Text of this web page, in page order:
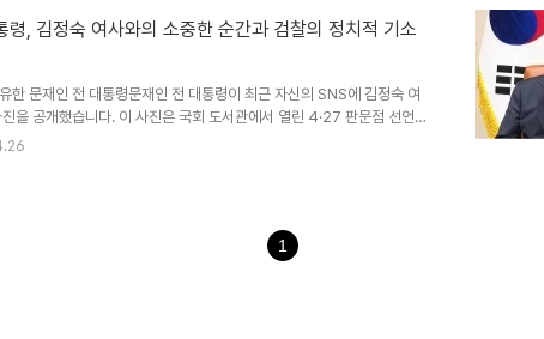
와대는 항소를 유지하며 진실 규명에 대한 여지를 남겼습니다. 대통령
배경대통령기록관에 대한 압수수색 영장은 서울고등법원에서 발부받았
사..
령, 김정숙 여사와의 소중한 순간과 검찰의 정치적 기소
한 문재인 전 대통령문재인 전 대통령이 최근 자신의 SNS에 김정숙 여
을 공개했습니다. 이 사진은 국회 도서관에서 열린 4·27 판문점 선언
석하기 위해 국회를 방문했을 때 촬영된 것으로 보입니다. 사진과 함께
의로 기소된 사실에 대해 언급했습니다. 그는 자신의 기억 범위 내에서
놓았다고 밝혔으며, 검찰의 기소가 부당하다고 주장했습니다. 그는 “뭔
1